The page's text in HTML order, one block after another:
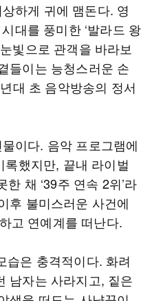
하게 귀에 맴돈다. 영
대를 풍미한 ‘발라드 왕
빛으로 관객을 바라보
들이는 능청스러운 손
대 초 음악방송의 정서
이다. 음악 프로그램에
했지만, 끝내 라이벌
한 채 ‘39주 연속 2위’라
후 불미스러운 사건에
고 연예계를 떠난다.
습은 충격적이다. 화려
남자는 사라지고, 짙은